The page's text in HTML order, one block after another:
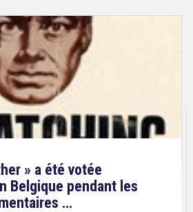
» a été votée
Belgique pendant les
…